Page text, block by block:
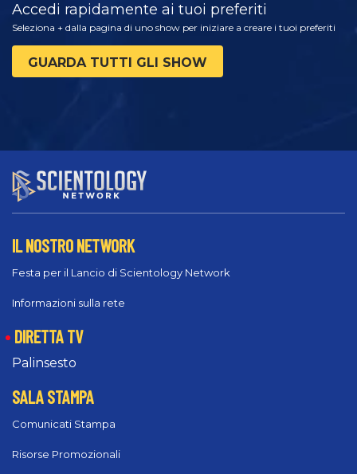
Accedi rapidamente ai tuoi preferiti
Seleziona + dalla pagina di uno show per iniziare a creare i tuoi preferiti
GUARDA TUTTI GLI SHOW
IL NOSTRO NETWORK
Festa per il Lancio di Scientology Network
Informazioni sulla rete
DIRETTA TV
Palinsesto
SALA STAMPA
Comunicati Stampa
Risorse Promozionali